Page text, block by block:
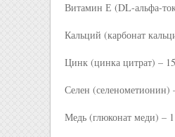
Витамин Е (DL-альфа-
Кальций (карбонат
Цинк (цинка цитрат) –
Селен (селенометионин)
Медь (глюконат меди) –